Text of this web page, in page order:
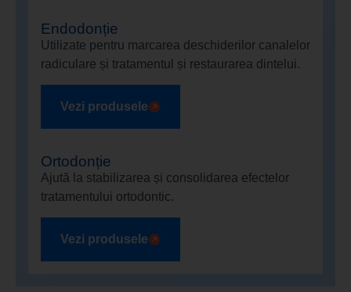
Endodonție
Utilizate pentru marcarea deschiderilor canalelor
radiculare și tratamentul și restaurarea dintelui.
Vezi produsele
Ortodonție
Ajută la stabilizarea și consolidarea efectelor
tratamentului ortodontic.
Vezi produsele